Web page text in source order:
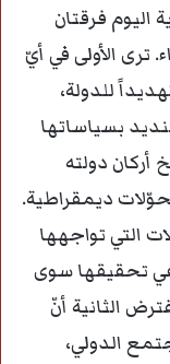
فرقتان
ترى الأولى في أيّ
للدولة،
بسياساتها
أركان دولته
ديمقراطية.
التي تواجهها
تحقيقها سوى
الثانية أنّ
الدولي،